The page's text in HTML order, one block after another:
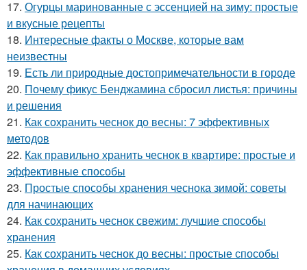
17. Огурцы маринованные с эссенцией на зиму: простые
и вкусные рецепты
18. Интересные факты о Москве, которые вам
неизвестны
19. Есть ли природные достопримечательности в городе
20. Почему фикус Бенджамина сбросил листья: причины
и решения
21. Как сохранить чеснок до весны: 7 эффективных
методов
22. Как правильно хранить чеснок в квартире: простые и
эффективные способы
23. Простые способы хранения чеснока зимой: советы
для начинающих
24. Как сохранить чеснок свежим: лучшие способы
хранения
25. Как сохранить чеснок до весны: простые способы